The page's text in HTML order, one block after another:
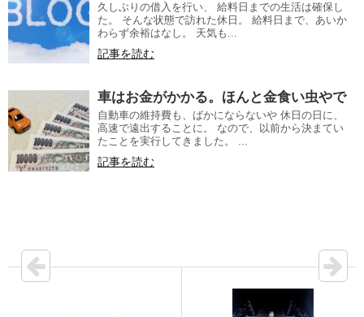
久しぶりの借入を行い、 給料日までの生活は確保し
た。 そんな状態で訪れた休日。 給料日まで、あいか
わらず余裕はなし。 天気も...
記事を読む
車はお金がかかる。ほんと金食い虫やで
自動車の維持費も、ばかにならないや 休日の日に、
高速で遠出することに。 なので、以前から決まてい
たことを実行してきました。 ...
記事を読む